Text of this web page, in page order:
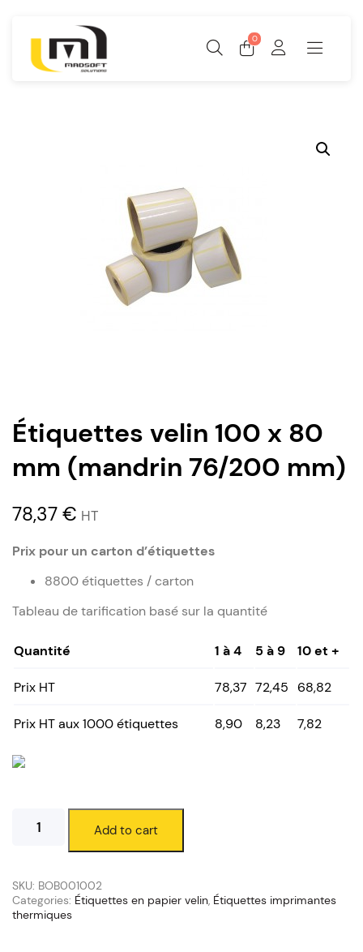
Étiquettes velin 100 x 80
mm (mandrin 76/200 mm)
78,37 € HT
Prix pour un carton d’étiquettes
8800 étiquettes / carton
Tableau de tarification basé sur la quantité
Quantité 1 à 4 5 à 9 10 et +
Prix HT 78,37 72,45 68,82
Prix HT aux 1000 étiquettes 8,90 8,23 7,82
velin
80
mm
(mandrin
Add to cart
SKU: BOB001002
Categories: Étiquettes en papier velin, Étiquettes imprimantes
thermiques